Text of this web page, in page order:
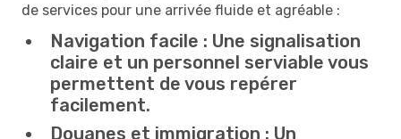
de services pour une arrivée fluide et agréable :
Navigation facile : Une signalisation
claire et un personnel serviable vous
permettent de vous repérer
facilement.
Douanes et immigration : Un